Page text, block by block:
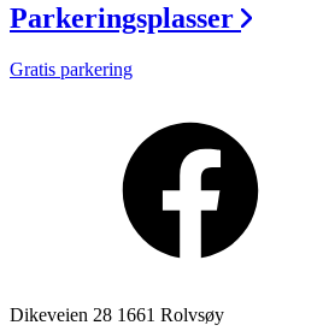
Parkeringsplasser
Gratis parkering
Dikeveien 28 1661 Rolvsøy